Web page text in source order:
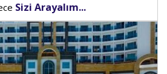
Sizi Arayalım...